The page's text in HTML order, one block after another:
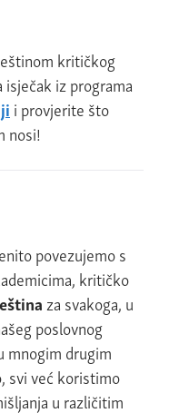
kritičkog
isječak iz programa
i provjerite što
nosi!
povezujemo s
kritičko
za svakoga, u
poslovnog
mnogim drugim
svi već koristimo
u različitim